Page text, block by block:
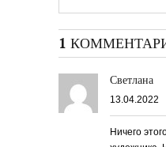
1
Светлана
13.04.2022
Ничего